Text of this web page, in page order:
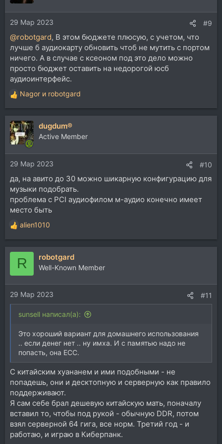
29 Мар 2023 #9
@robotgard, В этом бюджете плюсую, с учетом, что
лучше б аудиокарту обновить чтоб не мутить с портом
ничего. А в случае с ксеоном под это дело можно
просто бюджет оставить на недорогой юсб
аудиоинтерфейс.
Р
е
а
к
ц
и
и
:
Nagor и robotgard
dugdum®
Active Member
29 Мар 2023 #10
да, на авито до 30 можно шикарную конфигурацию для
музыки подобрать.
проблема с PCI аудиофилом м-аудио конечно имеет
место быть
Р
е
а
и
и
:
alien1010
R robotgard
Well-Known Member
29 Мар 2023 #11
sunsell написал(а):
Это хороший вариант для домашнего использования
.. если денег нет .. ну имха. И с памятью надо не
попасть, она ECC.
С китайским хуананем и ими подобными - не
попадешь, они и десктопную и серверную как правило
поддерживают.
Я сам себе брал дешевую китайскую мать, поначалу
вставил то, чтобы под рукой - обычную DDR, потом
взял серверной 64 гига, все норм. Третий год - и
работаю, и играю в Киберпанк.